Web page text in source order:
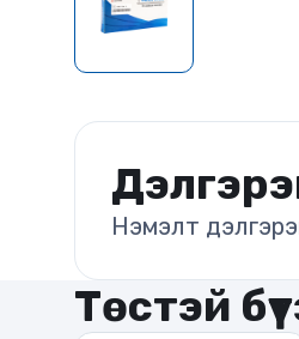
Нэмэлт
Төстэй